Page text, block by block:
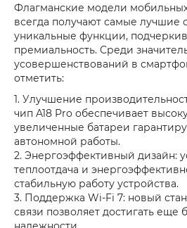
Флагманские модели
всегда получают самые лучшие
уникальные функции,
премиальность. Среди
усовершенствований в
отметить:
1. Улучшение
чип A18 Pro обеспечивает
увеличенные батареи
автономной работы.
2. Энергоэффективный дизайн:
теплоотдача и
стабильную работу устройства.
3. Поддержка Wi-Fi 7: новый
связи позволяет достигать еще